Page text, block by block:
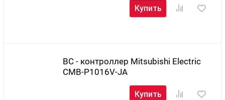
Купить
BC - контроллер Mitsubishi Electric
CMB-P1016V-JA
Купить